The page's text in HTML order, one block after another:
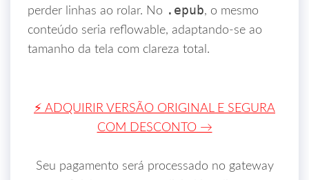
perder linhas ao rolar. No .epub, o mesmo
conteúdo seria reflowable, adaptando‑se ao
tamanho da tela com clareza total.
⚡ ADQUIRIR VERSÃO ORIGINAL E SEGURA
COM DESCONTO →
Seu pagamento será processado no gateway